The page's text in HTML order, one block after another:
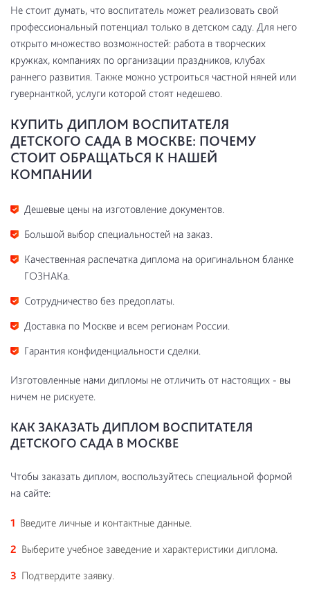
Не стоит думать, что воспитатель может реализовать свой
профессиональный потенциал только в детском саду. Для него
открыто множество возможностей: работа в творческих
кружках, компаниях по организации праздников, клубах
раннего развития. Также можно устроиться частной няней или
гувернанткой, услуги которой стоят недешево.
КУПИТЬ ДИПЛОМ ВОСПИТАТЕЛЯ
ДЕТСКОГО САДА В МОСКВЕ: ПОЧЕМУ
СТОИТ ОБРАЩАТЬСЯ К НАШЕЙ
КОМПАНИИ
Дешевые цены на изготовление документов.
Большой выбор специальностей на заказ.
Качественная распечатка диплома на оригинальном бланке
ГОЗНАКа.
Сотрудничество без предоплаты.
Доставка по Москве и всем регионам России.
Гарантия конфиденциальности сделки.
Изготовленные нами дипломы не отличить от настоящих - вы
ничем не рискуете.
КАК ЗАКАЗАТЬ ДИПЛОМ ВОСПИТАТЕЛЯ
ДЕТСКОГО САДА В МОСКВЕ
Чтобы заказать диплом, воспользуйтесь специальной формой
на сайте:
Введите личные и контактные данные.
Выберите учебное заведение и характеристики диплома.
Подтвердите заявку.